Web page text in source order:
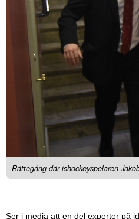
Rättegång där ishockeyspelaren
Ser i media att en del experter på